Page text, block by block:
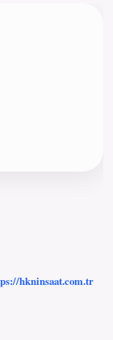
hkninsaat.com.tr